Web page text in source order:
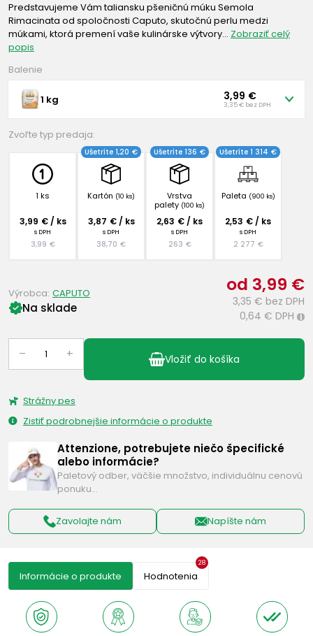
Predstavujeme Vám taliansku pšeničnú múku Semola
Rimacinata od spoločnosti Caputo, skutočnú perlu medzi
múkami, ktorá premení vaše kulinárske výtvory… Zobraziť celý
popis
Balenie
1 kg 3,99 €
3,35 € bez DPH
Zvoľte typ predaja:
1 ks
3,99 € / ks
s DPH
3,99 €
Kartón (10 ks)
Ušetríte 1,20 €
3,87 € / ks
s DPH
38,70 €
Vrstva
palety (100 ks)
Ušetríte 136 €
2,63 € / ks
s DPH
263 €
Paleta (900 ks)
Ušetríte 1 314 €
2,53 € / ks
s DPH
2 277 €
od 3,99 €
3,35 € bez DPH
0,64 € DPH i
Na sklade
Výrobca: CAPUTO
– + Vložiť do košíka
Strážny pes
Zistiť podrobnejšie informácie o produkte
Attenzione, potrebujete niečo špecifické
alebo informácie?
Paletový odber, väčšie množstvo, individuálnu cenovú
ponuku…
Zavolajte nám Napíšte nám
Informácie o produkte Hodnotenia
28